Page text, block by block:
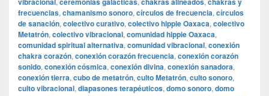
frecuencias, chamanismo sonoro, círculos de frecuencia, círculos
de sanación, colectivo curativo, colectivo hippie Oaxaca, colectivo
Metatrón, colectivo vibracional, comunidad hippie Oaxaca,
comunidad spiritual alternativa, comunidad vibracional, conexión
chakra corazón, conexión corazón frecuencia, conexión corazón
sonido, conexión cósmica, conexión divina, conexión sanadora,
conexión tierra, cubo de metatrón, culto Metatrón, culto sonoro,
culto vibracional, diapasones terapéuticos, domo sonoro, domo